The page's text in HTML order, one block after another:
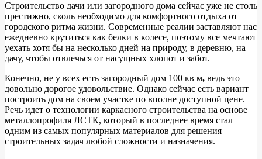
Строительство дачи или загородного дома сейчас уже не столь
престижно, сколь необходимо для комфортного отдыха от
городского ритма жизни. Современные реалии заставляют нас
ежедневно крутиться как белки в колесе, поэтому все мечтают
уехать хотя бы на несколько дней на природу, в деревню, на
дачу, чтобы отвлечься от насущных хлопот и забот.
Конечно, не у всех есть загородный дом 100 кв м, ведь это
довольно дорогое удовольствие. Однако сейчас есть вариант
построить дом на своем участке по вполне доступной цене.
Речь идет о технологии каркасного строительства на основе
металлопрофиля ЛСТК, который в последнее время стал
одним из самых популярных материалов для решения
строительных задач любой сложности и назначения.